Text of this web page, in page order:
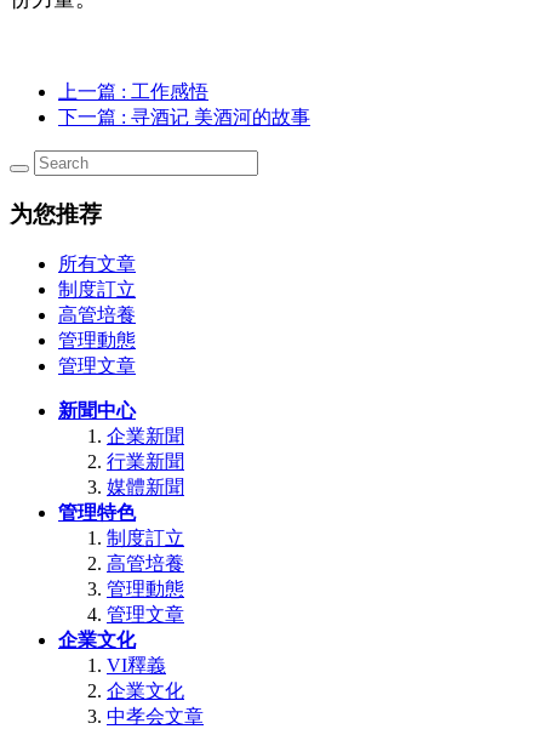
上一篇 : 工作感悟
下一篇 : 寻酒记 美酒河的故事
为您推荐
所有文章
制度訂立
高管培養
管理動態
管理文章
新聞中心
企業新聞
行業新聞
媒體新聞
管理特色
制度訂立
高管培養
管理動態
管理文章
企業文化
VI釋義
企業文化
中孝会文章